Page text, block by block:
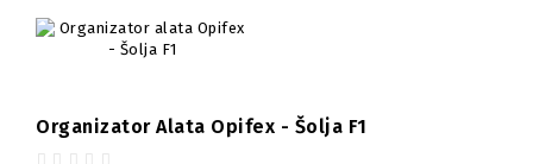
Organizator Alata Opifex - Šolja F1